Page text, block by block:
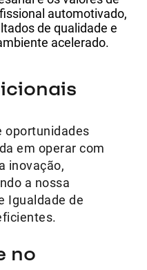
automotivado,
de qualidade e
acelerado.
oportunidades
em operar com
inovação,
a nossa
Igualdade de
no